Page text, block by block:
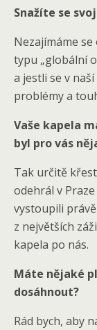
Snažíte se
Nezajímáme
typu „globální
a jestli se v
problémy a
Vaše kapela
byl pro vás
Tak určitě
odehrál v
vystoupili
z největších
kapela po nás.
Máte nějaké
dosáhnout?
Rád bych, aby